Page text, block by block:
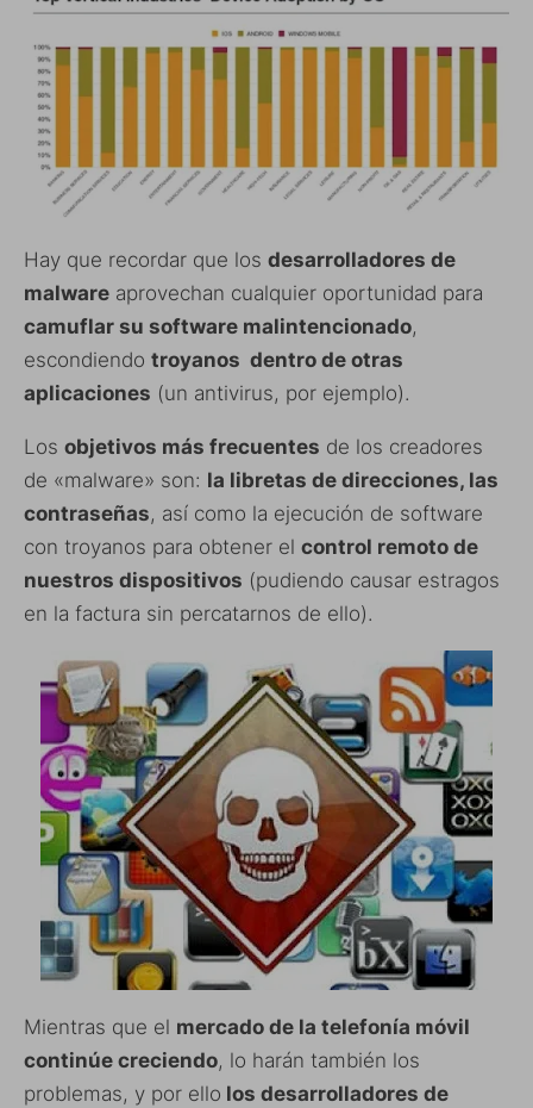
Hay que recordar que los desarrolladores de
malware aprovechan cualquier oportunidad para
camuflar su software malintencionado,
escondiendo troyanos dentro de otras
aplicaciones (un antivirus, por ejemplo).
Los objetivos más frecuentes de los creadores
de «malware» son: la libretas de direcciones, las
contraseñas, así como la ejecución de software
con troyanos para obtener el control remoto de
nuestros dispositivos (pudiendo causar estragos
en la factura sin percatarnos de ello).
Mientras que el mercado de la telefonía móvil
continúe creciendo, lo harán también los
problemas, y por ello los desarrolladores de